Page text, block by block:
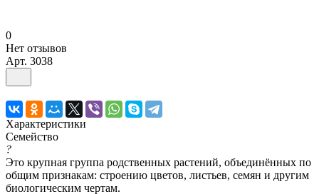
0
Нет отзывов
Арт. 3038
Характеристики
Семейство
?
Это крупная группа родственных растений, объединённых по
общим признакам: строению цветов, листьев, семян и другим
биологическим чертам.